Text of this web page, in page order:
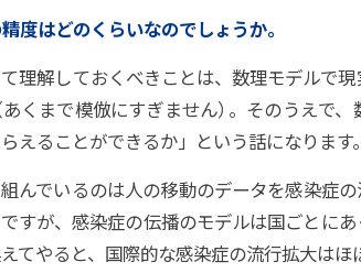
精度はどのくらいなのでしょうか。
理解しておくべきことは、数理モデルで
くまで模倣にすぎません） 。そのうえで
えることができるか」という話になります。
んでいるのは人の移動のデータを感染症
すが、感染症の伝播のモデルは国ごとに
てやると、国際的な感染症の流行拡大はほ